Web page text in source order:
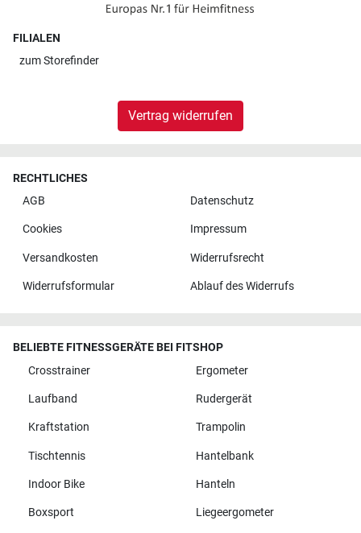
FILIALEN
zumStorefinder
Vertrag widerrufen
RECHTLICHES
AGB
Datenschutz
Cookies Impressum
Versandkosten Widerrufsrecht
Widerrufsformular Ablauf des Widerrufs
BELIEBTE FITNESSGERÄTE BEI FITSHOP
Crosstrainer
Ergometer
Laufband Rudergerät
Kraftstation Trampolin
Tischtennis Hantelbank
Indoor Bike Hanteln
Boxsport Liegeergometer